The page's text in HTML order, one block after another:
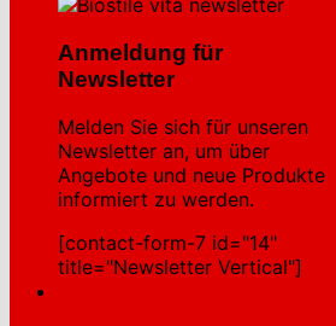
Anmeldung für
Newsletter
Melden Sie sich für unseren
Newsletter an, um über
Angebote und neue Produkte
informiert zu werden.
[contact-form-7 id="14"
title="Newsletter Vertical"]